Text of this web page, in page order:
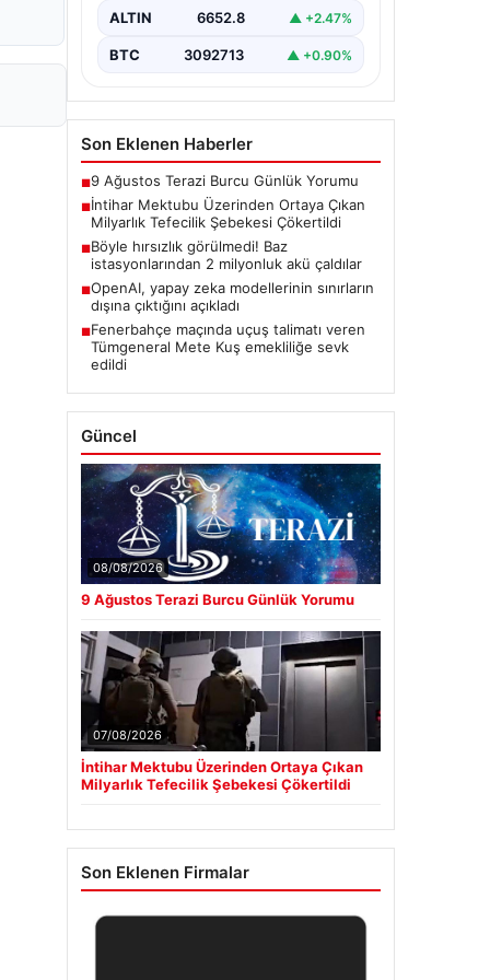
sonucu, büyük çaplı…
ALTIN 6652.8 ▲ +2.47%
BTC 3092713 ▲ +0.90%
Son Eklenen Haberler
■9 Ağustos Terazi Burcu Günlük Yorumu
■İntihar Mektubu Üzerinden Ortaya Çıkan
Milyarlık Tefecilik Şebekesi Çökertildi
■Böyle hırsızlık görülmedi! Baz
istasyonlarından 2 milyonluk akü çaldılar
■OpenAI, yapay zeka modellerinin sınırların
dışına çıktığını açıkladı
■Fenerbahçe maçında uçuş talimatı veren
Tümgeneral Mete Kuş emekliliğe sevk
edildi
Güncel
08/08/2026
9 Ağustos Terazi Burcu Günlük Yorumu
07/08/2026
İntihar Mektubu Üzerinden Ortaya Çıkan
Milyarlık Tefecilik Şebekesi Çökertildi
Son Eklenen Firmalar